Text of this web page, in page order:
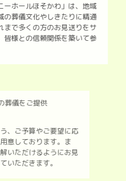
ーホールほそかわ」は、地域
の葬儀文化やしきたりに精通
まで多くの方のお見送りをサ
皆様との信頼関係を築いて参
う、ご予算やご要望に応
用意しております。ま
理解いただけるようにお見
ていただきます。